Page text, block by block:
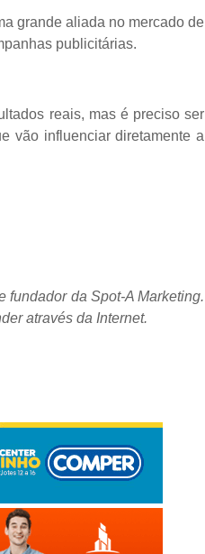
grande aliada no mercado de
publicitárias.
reais, mas é preciso ser
vão influenciar diretamente a
fundador da Spot-A Marketing.
através da Internet.